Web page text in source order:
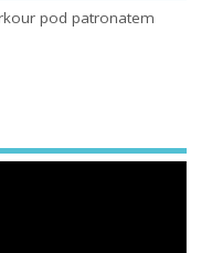
pod patronatem